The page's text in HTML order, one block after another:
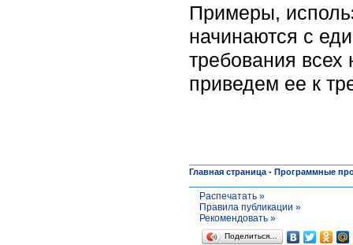
Примеры,
начинаются с
требования
приведем ее к
Главная страница - Программные
Распечатать »
Правила публикации »
Рекомендовать »
Поделиться…